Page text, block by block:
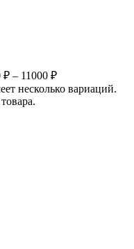
₽ – 11000 ₽
несколько вариаций.